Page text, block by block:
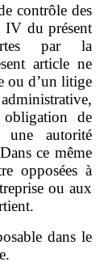
contrôle des
IV du présent
par la
article ne
ou d’un litige
obligation de
autorité
ce même
opposées à
ou aux
dans le